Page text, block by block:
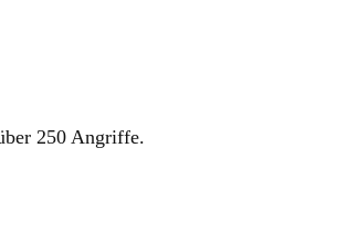
250 Angriffe.